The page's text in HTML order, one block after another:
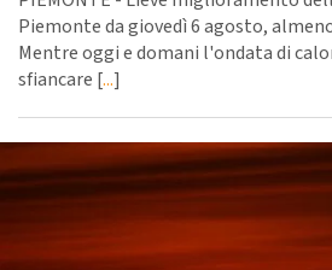
Piemonte da giovedì 6 agosto,
Mentre oggi e domani l'ondata di
sfiancare [...]